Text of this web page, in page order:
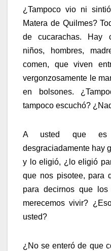
¿Tampoco vio ni
Matera de Quilmes?
de cucarachas. Hay
niños, hombres,
comen, que viven
vergonzosamente le
en bolsones.
tampoco escuchó?
A usted que es
desgraciadamente hay
y lo eligió, ¿lo eligió
que nos pisotee, para
para decirnos que
merecemos vivir?
usted?
¿No se enteró de que